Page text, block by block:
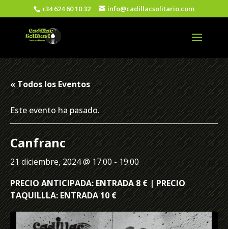
+34 624 60 10 32 info@cadillacsolitario.com
« Todos los Eventos
Este evento ha pasado.
Canfranc
21 diciembre, 2024 @ 17:00-19:00
PRECIO ANTICIPADA: ENTRADA 8 € | PRECIO
TAQUILLLA: ENTRADA 10 €